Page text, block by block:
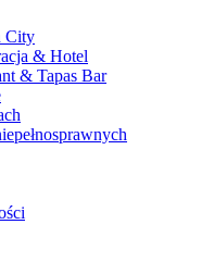
City
& Hotel
& Tapas Bar